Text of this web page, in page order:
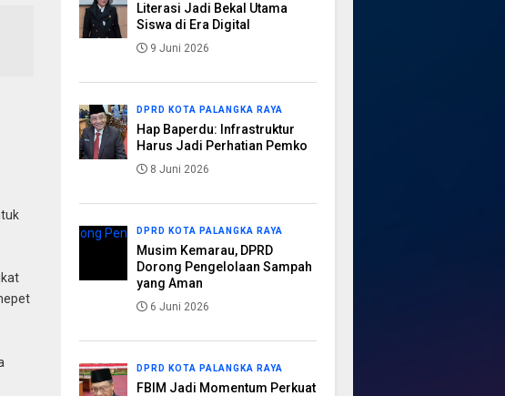
Literasi Jadi Bekal Utama
Siswa di Era Digital
9 Juni 2026
DPRD KOTA PALANGKA RAYA
Hap Baperdu: Infrastruktur
Harus Jadi Perhatian Pemko
8 Juni 2026
DPRD KOTA PALANGKA RAYA
Musim Kemarau, DPRD
Dorong Pengelolaan Sampah
yang Aman
6 Juni 2026
DPRD KOTA PALANGKA RAYA
FBIM Jadi Momentum Perkuat